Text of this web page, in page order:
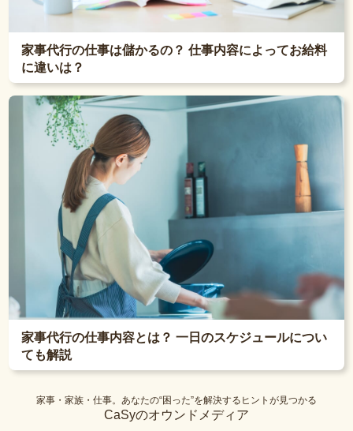
家事代行の仕事は儲かるの？ 仕事内容によってお給料
に違いは？
家事代行の仕事内容とは？ 一日のスケジュールについ
ても解説
家事・家族・仕事。あなたの“困った”を解決するヒントが見つかる
CaSyのオウンドメディア